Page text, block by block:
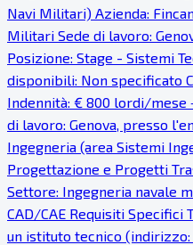
Navi Militari) Azienda:
Militari Sede di lavoro:
Posizione: Stage - Sistemi
disponibili: Non specificato
Indennità: € 800 lordi/mese
di lavoro: Genova, presso
Ingegneria (area Sistemi
Progettazione e Progetti
Settore: Ingegneria navale
CAD/CAE Requisiti
un istituto tecnico (indirizzo: